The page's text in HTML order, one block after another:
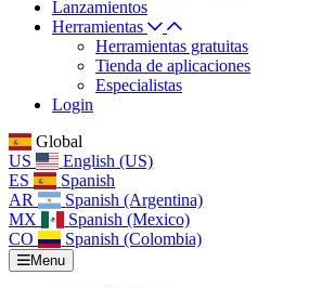
Lanzamientos
Herramientas
Herramientas gratuitas
Tienda de aplicaciones
Especialistas
Login
Global
US
English (US)
ES
Spanish
AR
Spanish (Argentina)
MX
Spanish (Mexico)
CO
Spanish (Colombia)
Menu